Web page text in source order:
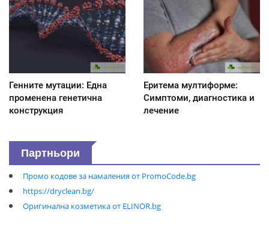
Генните мутации: Една
променена генетична
конструкция
Еритема мултиформе:
Симптоми, диагностика и
лечение
Партньори
Промо кодове за намаления от PromoCode.bg
https://dryclean.bg/
Оригинална козметика от ELINOR.bg